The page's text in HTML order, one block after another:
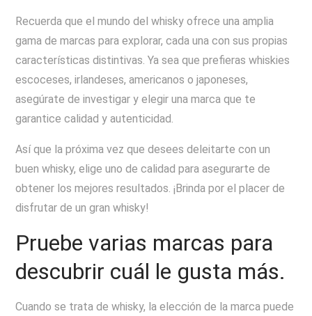
Recuerda que el mundo del whisky ofrece una amplia
gama de marcas para explorar, cada una con sus propias
características distintivas. Ya sea que prefieras whiskies
escoceses, irlandeses, americanos o japoneses,
asegúrate de investigar y elegir una marca que te
garantice calidad y autenticidad.
Así que la próxima vez que desees deleitarte con un
buen whisky, elige uno de calidad para asegurarte de
obtener los mejores resultados. ¡Brinda por el placer de
disfrutar de un gran whisky!
Pruebe varias marcas para
descubrir cuál le gusta más.
Cuando se trata de whisky, la elección de la marca puede